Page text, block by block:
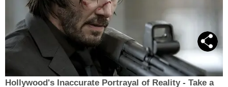
Hollywood's Inaccurate Portrayal of Reality - Take a